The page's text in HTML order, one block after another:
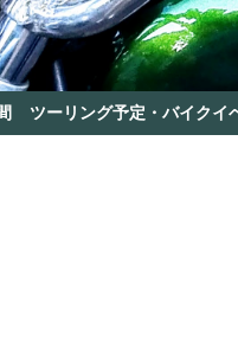
ツーリング予定・バイクイ